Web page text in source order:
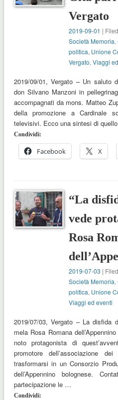
Vergato
2019-09-01 |
Società Memoria,
politica, Unione
Vergato,Viaggi
2019/09/01, Vergato – Un saluto
don Silvano Manzoni in
accompagnati da mons. Matteo
della promozione a Cardinale
televisivi. Ecco una sintesi di
Condividi:
Facebook X
“La
vede
Rosa
2019-07-03 |
Società Memoria,
politica, Unione
Viaggi ed eventi
2019/07/03, Vergato – La disfida
mela Rosa Romana
noto protagonista di
promotore dell’associazione
trasformarsi in un Consorzio
dell’Appennino bolognese.
partecipazione le …
Condividi: